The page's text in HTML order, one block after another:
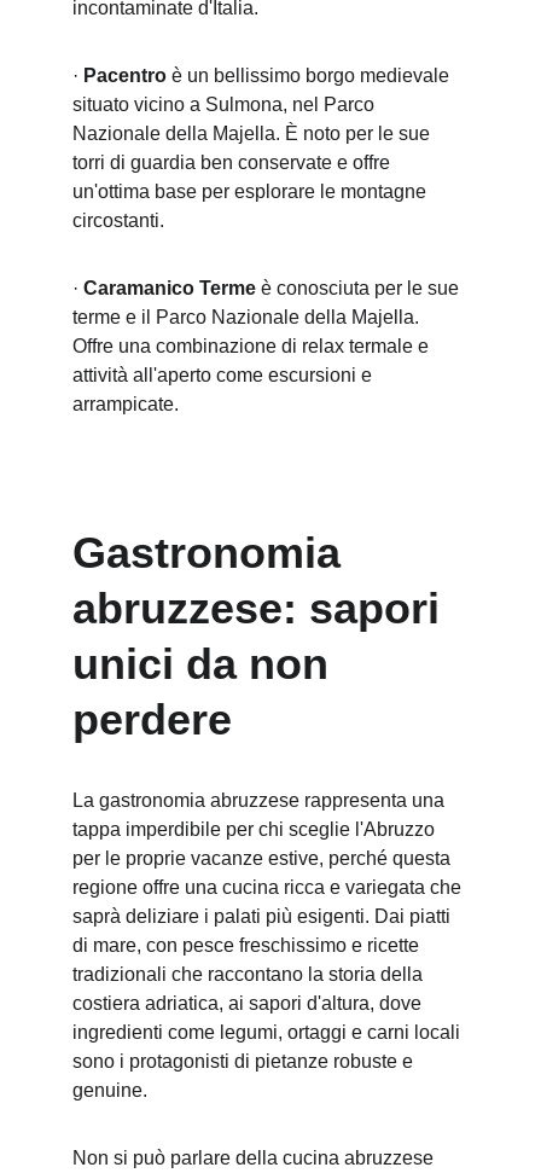
incontaminate d'Italia.
· Pacentro è un bellissimo borgo medievale
situato vicino a Sulmona, nel Parco
Nazionale della Majella. È noto per le sue
torri di guardia ben conservate e offre
un'ottima base per esplorare le montagne
circostanti.
· Caramanico Terme è conosciuta per le sue
terme e il Parco Nazionale della Majella.
Offre una combinazione di relax termale e
attività all'aperto come escursioni e
arrampicate.
Gastronomia
abruzzese: sapori
unici da non
perdere
La gastronomia abruzzese rappresenta una
tappa imperdibile per chi sceglie l'Abruzzo
per le proprie vacanze estive, perché questa
regione offre una cucina ricca e variegata che
saprà deliziare i palati più esigenti. Dai piatti
di mare, con pesce freschissimo e ricette
tradizionali che raccontano la storia della
costiera adriatica, ai sapori d'altura, dove
ingredienti come legumi, ortaggi e carni locali
sono i protagonisti di pietanze robuste e
genuine.
Non si può parlare della cucina abruzzese